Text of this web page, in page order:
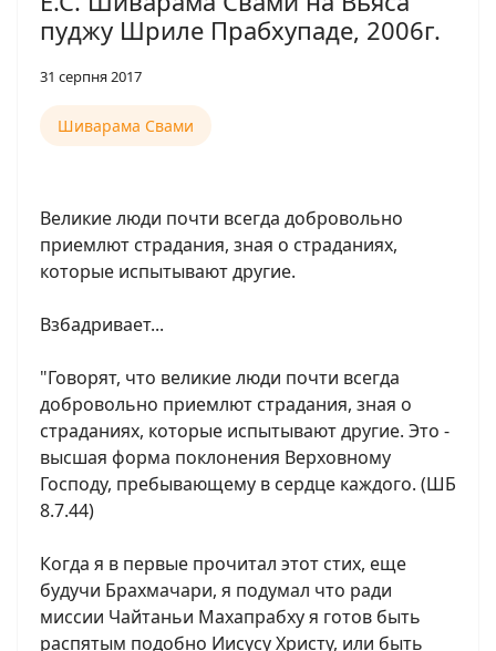
пуджу Шриле Прабхупаде, 2006г.
31 серпня 2017
Шиварама Свами
Великие люди почти всегда добровольно
приемлют страдания, зная о страданиях,
которые испытывают другие.
Взбадривает...
"Говорят, что великие люди почти всегда
добровольно приемлют страдания, зная о
страданиях, которые испытывают другие. Это -
высшая форма поклонения Верховному
Господу, пребывающему в сердце каждого. (ШБ
8.7.44)
Когда я в первые прочитал этот стих, еще
будучи Брахмачари, я подумал что ради
миссии Чайтаньи Махапрабху я готов быть
распятым подобно Иисусу Христу, или быть